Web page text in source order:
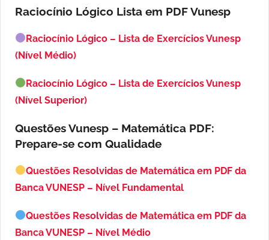
Raciocínio Lógico Lista em PDFVunesp
Raciocínio Lógico – Lista de Exercícios Vunesp
(Nível Médio)
Raciocínio Lógico – Lista de Exercícios Vunesp
(Nível Superior)
Questões Vunesp – Matemática PDF:
Prepare-se com Qualidade
Questões Resolvidas de Matemática em PDF da
Banca VUNESP – Nível Fundamental
Questões Resolvidas de Matemática em PDF da
Banca VUNESP – Nível Médio